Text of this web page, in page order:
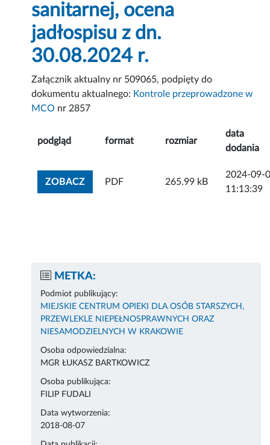
sanitarnej, ocena
jadłospisu z dn.
30.08.2024 r.
Załącznik aktualny nr 509065, podpięty do
dokumentu aktualnego: Kontrole przeprowadzone w
MCO nr 2857
podgląd format rozmiar
data
dodania
ZOBACZZOBACZ ZAŁĄCZNIK
PDF 265.99 kB
2024-09-
11:13:39
METKA:
Podmiot publikujący:
MIEJSKIE CENTRUM OPIEKI DLA OSÓB STARSZYCH,
PRZEWLEKLE NIEPEŁNOSPRAWNYCH ORAZ
NIESAMODZIELNYCH W KRAKOWIE
Osoba odpowiedzialna:
MGR ŁUKASZ BARTKOWICZ
Osoba publikująca:
FILIP FUDALI
Data wytworzenia:
2018-08-07